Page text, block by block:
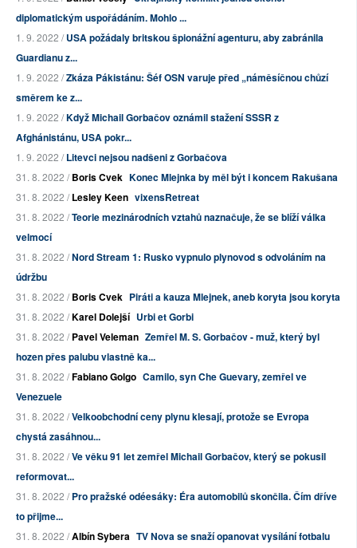
diplomatickým uspořádáním. Mohlo ...
1. 9. 2022 /USA požádaly britskou špionážní agenturu, aby zabránila
Guardianu z...
1. 9. 2022 /Zkáza Pákistánu: Šéf OSN varuje před „náměsíčnou chůzí
směrem ke z...
1. 9. 2022 /Když Michail Gorbačov oznámil stažení SSSR z
Afghánistánu, USA pokr...
1. 9. 2022 /Litevci nejsou nadšeni z Gorbačova
31. 8. 2022 /Boris Cvek Konec Mlejnka by měl být i koncem Rakušana
31. 8. 2022 /Lesley Keen vixensRetreat
31. 8. 2022 /Teorie mezinárodních vztahů naznačuje, že se blíží válka
velmocí
31. 8. 2022 /Nord Stream 1: Rusko vypnulo plynovod s odvoláním na
údržbu
31. 8. 2022 /Boris Cvek Piráti a kauza Mlejnek, aneb koryta jsou koryta
31. 8. 2022 /Karel Dolejší Urbi et Gorbi
31. 8. 2022 /Pavel Veleman Zemřel M. S. Gorbačov - muž, který byl
hozen přes palubu vlastně ka...
31. 8. 2022 /Fabiano Golgo Camilo, syn Che Guevary, zemřel ve
Venezuele
31. 8. 2022 /Velkoobchodní ceny plynu klesají, protože se Evropa
chystá zasáhnou...
31. 8. 2022 /Ve věku 91 let zemřel Michail Gorbačov, který se pokusil
reformovat...
31. 8. 2022 /Pro pražské odéesáky: Éra automobilů skončila. Čím dříve
to přijme...
31. 8. 2022 /Albín Sybera TV Nova se snaží opanovat vysílání fotbalu